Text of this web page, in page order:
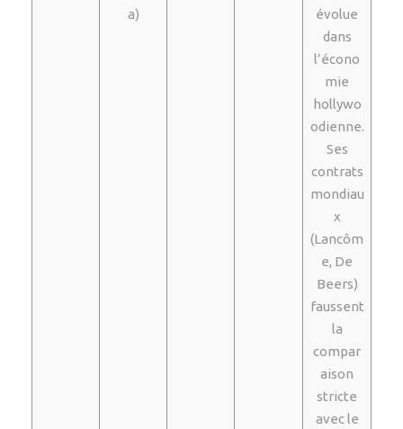
a)
évolue
dans
l’écono
mie
hollywo
odienne.
Ses
contrats
mondiau
x
(Lancôm
e, De
Beers)
faussent
la
compar
aison
stricte
avec le